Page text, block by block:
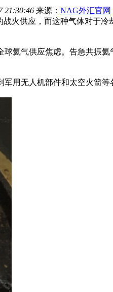
21:30:46 来源： NAG外汇官网
供应，而这种气体对于
氦气供应焦虑。告急共振
用无人机部件和太空火箭等